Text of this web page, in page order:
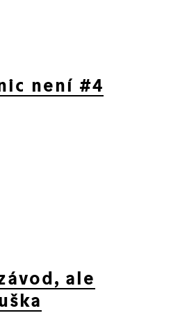
není #4
ale